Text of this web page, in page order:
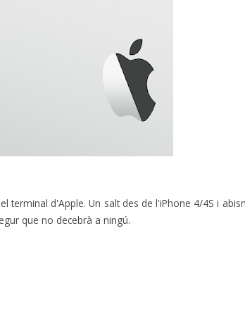
terminal d'Apple. Un salt des de l'iPhone 4/4S i
que no decebrà a ningú.